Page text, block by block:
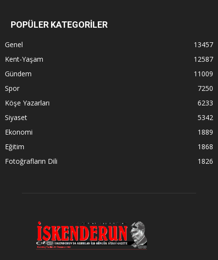
POPÜLER KATEGORİLER
Genel
13457
Kent-Yaşam
12587
Gündem
11009
Spor
7250
Köşe Yazarları
6233
Siyaset
5342
Ekonomi
1889
Eğitim
1868
Fotoğrafların Dili
1826